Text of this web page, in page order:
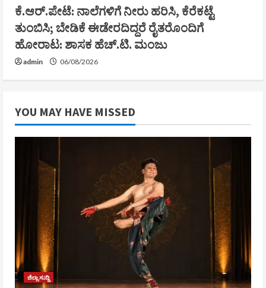
ಕೆ.ಆರ್.ಪೇಟೆ: ನಾಲೆಗಳಿಗೆ ನೀರು ಹರಿಸಿ, ಕೆರೆಕಟ್ಟೆ
ತುಂಬಿಸಿ; ಬೇಡಿಕೆ ಈಡೇರದಿದ್ದರೆ ರೈತರೊಂದಿಗೆ
ಹೋರಾಟ: ಶಾಸಕ ಹೆಚ್.ಟಿ. ಮಂಜು
admin 06/08/2026
YOU MAY HAVE MISSED
ಜಿಲ್ಲಾ ಸುದ್ದಿ